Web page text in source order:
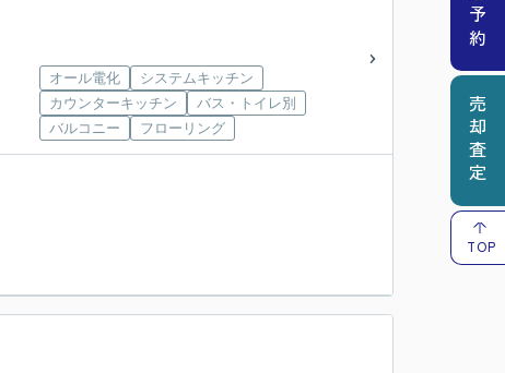
オール電化
システムキッチン
カウンターキッチン
バス・トイレ別
バルコニー
フローリング
売却査定
TOP